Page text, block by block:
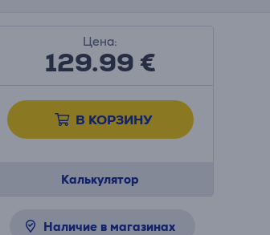
Цена:
129.99€
В КОРЗИНУ
Калькулятор
Наличие в магазинах